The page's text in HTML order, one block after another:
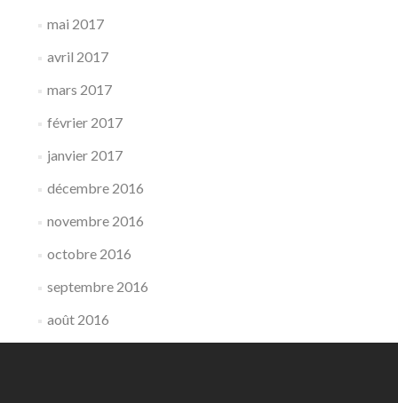
mai 2017
avril 2017
mars 2017
février 2017
janvier 2017
décembre 2016
novembre 2016
octobre 2016
septembre 2016
août 2016